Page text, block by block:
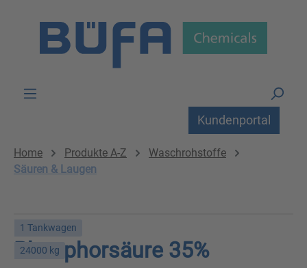
Kundenportal
Home Produkte A-Z
Waschrohstoffe
Säuren & Laugen
1 Tankwagen
24000 kg
Phosphorsäure 35%